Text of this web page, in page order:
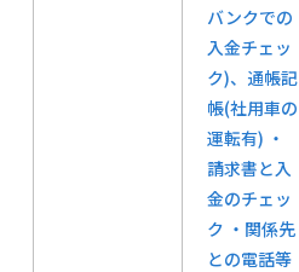
バンクでの
入金チェッ
ク)、通帳記
帳(社用車の
運転有) ・
請求書と入
金のチェッ
ク ・関係先
との電話等